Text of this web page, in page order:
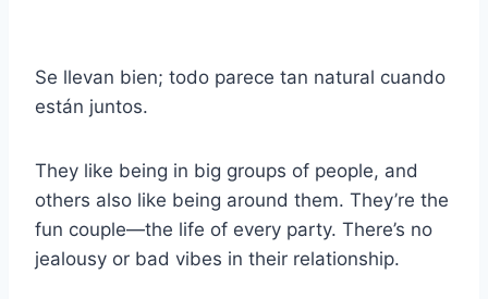
Se llevan bien; todo parece tan natural cuando
están juntos.
They like being in big groups of people, and
others also like being around them. They’re the
fun couple—the life of every party. There’s no
jealousy or bad vibes in their relationship.